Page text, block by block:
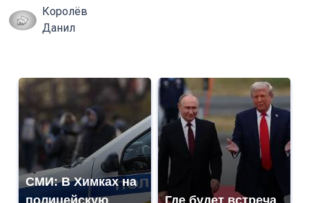
Королёв
Данил
СМИ: В Химках на